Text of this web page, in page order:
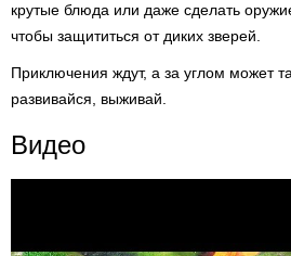
крутые блюда или даже сделать
чтобы защититься от диких зверей.
Приключения ждут, а за углом может
развивайся, выживай.
Видео